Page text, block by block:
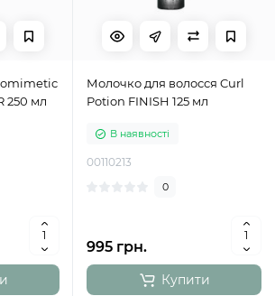
250 мл
Молочко для волосся Curl
Potion FINISH 125 мл
В наявності
00110213
0
995 грн.
Купити